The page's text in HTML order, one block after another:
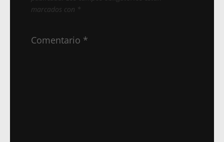
marcados con *
Comentario *